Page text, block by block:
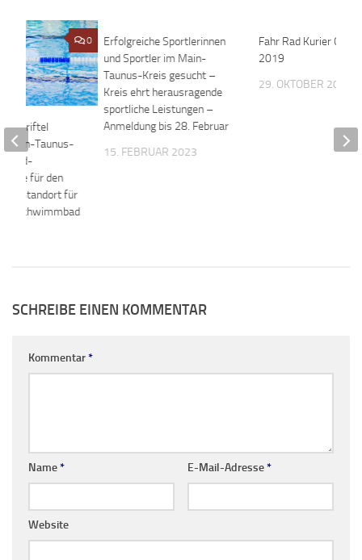
Erfolgreiche Sportlerinnen
und Sportler im Main-
Taunus-Kreis gesucht –
Kreis ehrt herausragende
sportliche Leistungen –
Anmeldung bis 28. Februar
15. FEBRUAR 2023
Fahr Rad Kurier
2019
29. OKTOBER 2019
0
in Kriftel
Main-Taunus-
für den
Standort für
SCHREIBE EINEN KOMMENTAR
Kommentar*
Name* E-Mail-Adresse*
Website